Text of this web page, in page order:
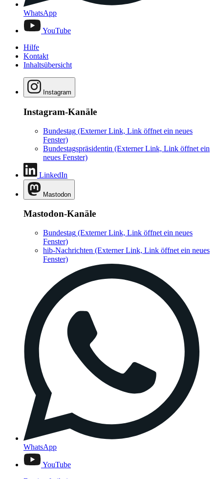
WhatsApp
YouTube
Hilfe
Kontakt
Inhaltsübersicht
Instagram
Instagram-Kanäle
Bundestag (Externer Link, Link öffnet ein neues
Fenster)
Bundestagspräsidentin (Externer Link, Link öffnet ein
neues Fenster)
LinkedIn
Mastodon
Mastodon-Kanäle
Bundestag (Externer Link, Link öffnet ein neues
Fenster)
hib-Nachrichten (Externer Link, Link öffnet ein neues
Fenster)
WhatsApp
YouTube